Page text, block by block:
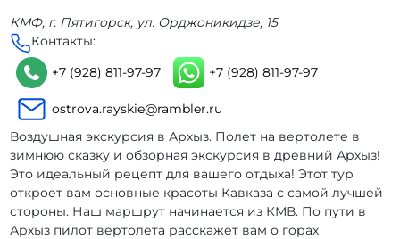
КМФ, г. Пятигорск, ул. Орджоникидзе, 15
Контакты:
+7 (928) 811-97-97
+7 (928) 811-97-97
ostrova.rayskie@rambler.ru
Воздушная экскурсия в Архыз. Полет на вертолете в
зимнюю сказку и обзорная экскурсия в древний Архыз!
Это идеальный рецепт для вашего отдыха! Этот тур
откроет вам основные красоты Кавказа с самой лучшей
стороны. Наш маршрут начинается из КМВ. По пути в
Архыз пилот вертолета расскажет вам о горах